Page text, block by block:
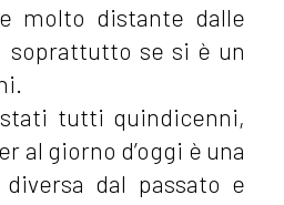
molto distante dalle
soprattutto se si è un
tutti quindicenni,
al giorno d’oggi è una
dal passato e